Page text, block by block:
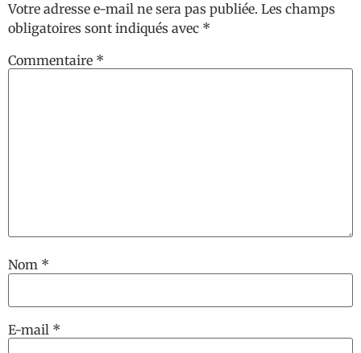
Votre adresse e-mail ne sera pas publiée. Les champs
obligatoires sont indiqués avec *
Commentaire *
Nom *
E-mail *